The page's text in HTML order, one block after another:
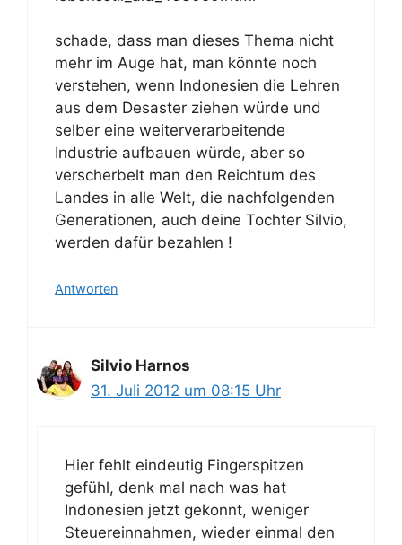
schade, dass man dieses Thema nicht
mehr im Auge hat, man könnte noch
verstehen, wenn Indonesien die Lehren
aus dem Desaster ziehen würde und
selber eine weiterverarbeitende
Industrie aufbauen würde, aber so
verscherbelt man den Reichtum des
Landes in alle Welt, die nachfolgenden
Generationen, auch deine Tochter Silvio,
werden dafür bezahlen !
Antworten
Silvio Harnos
31. Juli 2012 um 08:15 Uhr
Hier fehlt eindeutig Fingerspitzen
gefühl, denk mal nach was hat
Indonesien jetzt gekonnt, weniger
Steuereinnahmen, wieder einmal den